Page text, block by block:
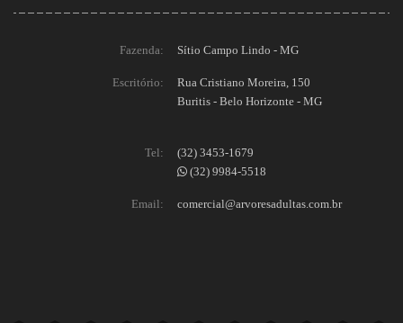
Fazenda: Sítio Campo Lindo - MG
Escritório:
Rua Cristiano Moreira, 150
Buritis - Belo Horizonte - MG
Tel:
(32) 3453-1679
(32) 9984-5518
Email: comercial@arvoresadultas.com.br